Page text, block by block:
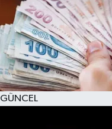
GÜNCEL